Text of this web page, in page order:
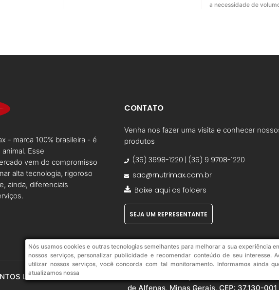
a necessidade de
Nós usamos cookies e outras tecnologias semelhantes para melhorar a sua experiência
nossos serviços, personalizar publicidade e recomendar conteúdo de seu interesse.
utilizar nossos serviços, você concorda com tal monitoramento. Informamos ainda
atualizamos nossa
- marca 100% brasileira - é
Esse
vem do compromisso
alta tecnologia, rigoroso
ainda, diferenciais
CONTATO
Venha nos fazer uma visita e conhecer
produtos
(35) 3698-1220 | (35) 9 9708-1220
sac@rnutrimax.com.br
Baixe aqui os folders
SEJA UM REPRESENTANTE
LTDA / CNPJ nº 19.051.962/0003-60 / sede empresarial à Avenida
de Alfenas, Minas Gerais, CEP: 37.130-001